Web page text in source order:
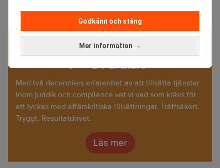
Mer information →
Godkänn och stäng
ANNONS
Specialister på juristrekrytering
Med två decenniers erfarenhet av att tillsätta tjänster
inom juridik och compliance vet vi vad som krävs för
att lyckas med affärskritiska tillsättningar. Träffsäkert.
Tryggt. Resultatdrivet.
Läs mer